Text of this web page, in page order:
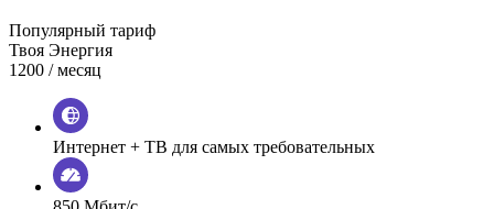
Популярный тариф
Твоя Энергия
1200 / месяц
Интернет + ТВ для самых требовательных